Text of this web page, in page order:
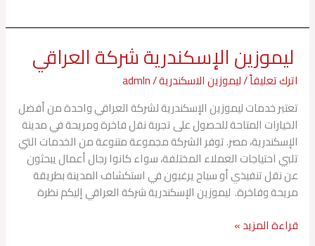
ليموزين الإسكندرية شركة العراقي
اترك تعليقاً/ليموزين الاسكندرية/
admln
تعتبر خدمات ليموزين الإسكندرية لشركة العراقي واحدة من أفضل
الخيارات المتاحة للحصول على تجربة نقل فاخرة ومريحة في مدينة
الإسكندرية، مصر. توفر الشركة مجموعة متنوعة من الخدمات التي
تلبي احتياجات العملاء المختلفة، سواء كانوا رجال أعمال يبحثون
عن نقل تنفيذي أو سياح يرغبون في استكشاف المدينة بطريقة
مريحة وفاخرة. ليموزين الإسكندرية شركة العراقي إليكم نظرة
ليموزين
الإسكندرية
شركة
العراقي
قراءة المزيد »